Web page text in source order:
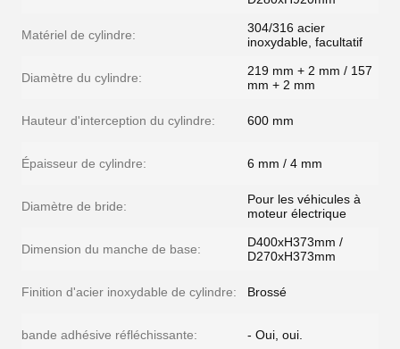
Matériel de cylindre:
304/316 acier
inoxydable, facultatif
Diamètre du cylindre:
219 mm + 2 mm / 157
mm + 2 mm
Hauteur d'interception du cylindre: 600 mm
Épaisseur de cylindre: 6 mm / 4 mm
Diamètre de bride:
Pour les véhicules à
moteur électrique
Dimension du manche de base:
D400xH373mm /
D270xH373mm
Finition d'acier inoxydable de cylindre: Brossé
bande adhésive réfléchissante: - Oui, oui.